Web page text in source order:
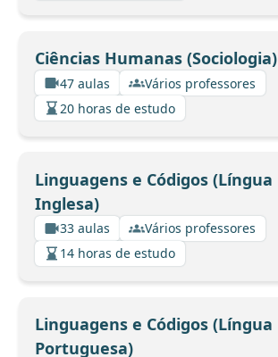
Ciências Humanas (Sociologia)
47 aulas
Vários professores
20 horas de estudo
Linguagens e Códigos (Língua
Inglesa)
33 aulas
Vários professores
14 horas de estudo
Linguagens e Códigos (Língua
Portuguesa)